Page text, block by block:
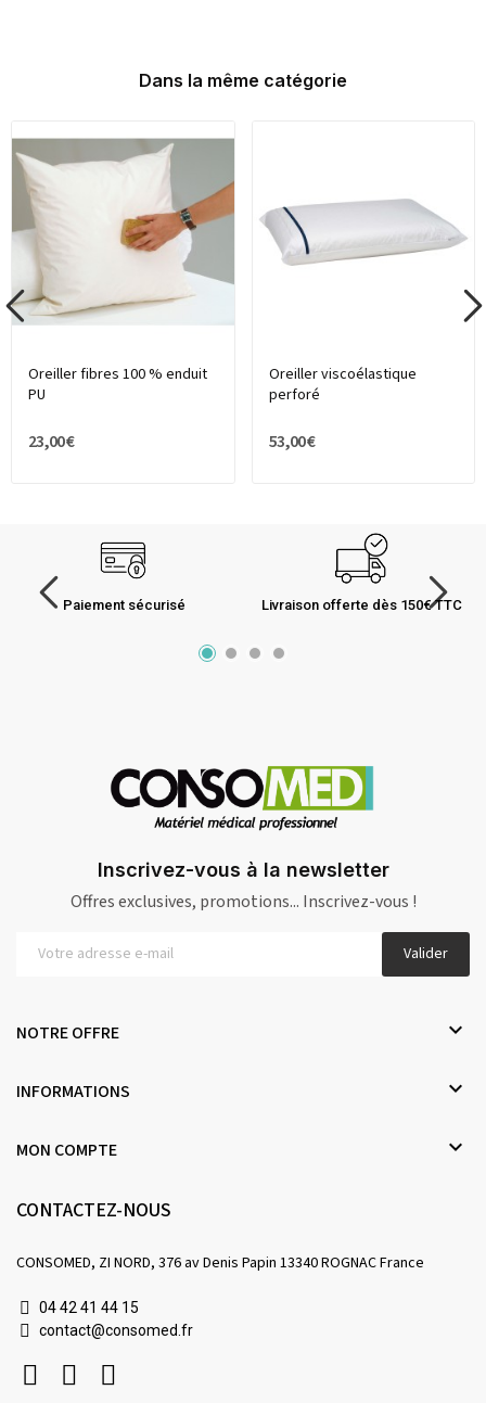
Dans la même catégorie
Oreiller fibres 100 % enduit
PU
23,00 €
Oreiller viscoélastique
perforé
53,00 €
Paiement sécurisé Livraison offerte dès 150€ TTC
Inscrivez-vous à la newsletter
Offres exclusives, promotions... Inscrivez-vous !
Valider
NOTRE OFFRE 
INFORMATIONS 
MON COMPTE 
CONTACTEZ-NOUS
CONSOMED, ZI NORD, 376 av Denis Papin 13340 ROGNAC France
04 42 41 44 15
contact@consomed.fr